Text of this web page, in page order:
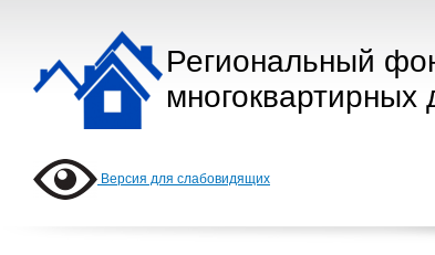
Региональный
многоквартирных
Версия для слабовидящих